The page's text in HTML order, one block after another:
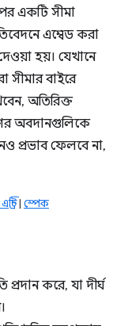
একটি সীমা
এম্বেড করা
হয়। যেখানে
বাইরে
অতিরিক্ত
অবদানগুলিকে
প্রভাব ফেলবে না,
| স্পেক
প্রদান করে, যা দীর্ঘ